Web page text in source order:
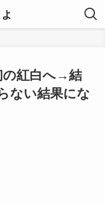
の紅白へ→結
ない結果にな